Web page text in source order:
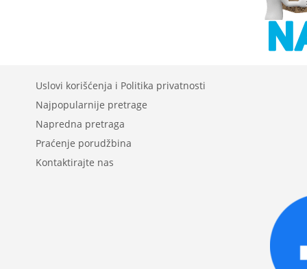
Uslovi korišćenja i Politika privatnosti
Najpopularnije pretrage
Napredna pretraga
Praćenje porudžbina
Kontaktirajte nas